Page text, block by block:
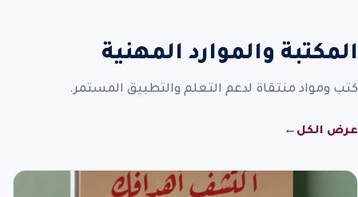
المكتبة والموارد المهنية
كتب ومواد منتقاة لدعم التعلم والتطبيق المستمر.
عرض الكل ←